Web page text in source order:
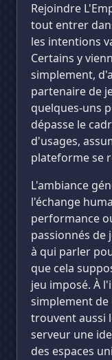
Rejoindre
tout entrer
les intentions
Certains y
simplement,
partenaire de
quelques-uns
dépasse le
d'usages,
plateforme se
L'ambiance
l'échange
performance
passionnés de
à qui parler
que cela
jeu imposé. À
simplement
trouvent aussi
serveur une
des espaces